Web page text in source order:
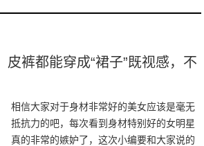
皮裤都能穿成“裙子”既视感，不
相信大家对于身材非常好的美女应该是毫无
抵抗力的吧，每次看到身材特别好的女明星
真的非常的嫉妒了，这次小编要和大家说的